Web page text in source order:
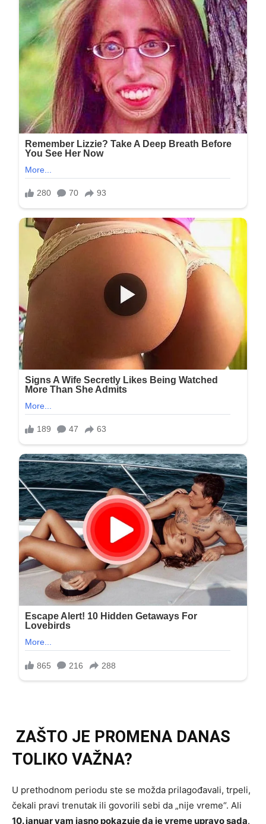
ZAŠTO JE PROMENA DANAS
TOLIKO VAŽNA?
U prethodnom periodu ste se možda prilagođavali, trpeli,
čekali pravi trenutak ili govorili sebi da „nije vreme“. Ali
10. januar vam jasno pokazuje da je vreme upravo sada.